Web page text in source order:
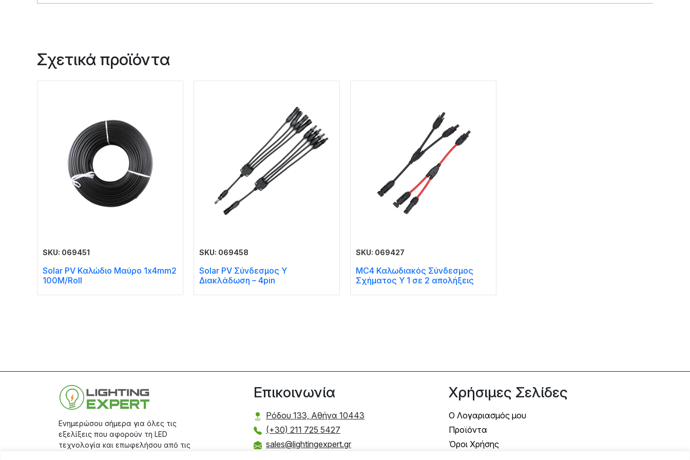
Σχετικά προϊόντα
SKU: 069451
Solar PV Καλώδιο Μαύρο 1x4mm2
100M/Roll
SKU: 069458
Solar PV Σύνδεσμος Y
Διακλάδωση – 4pin
SKU: 069427
MC4 Καλωδιακός Σύνδεσμος
Σχήματος Υ 1 σε 2 απολήξεις
Ενημερώσου σήμερα για όλες τις
εξελίξεις που αφορούν τη LED
τεχνολογία και επωφελήσου από τις
Επικοινωνία
Ρόδου 133, Αθήνα 10443
(+30) 211 725 5427
sales@lightingexpert.gr
Χρήσιμες Σελίδες
Ο Λογαριασμός μου
Προϊόντα
Όροι Χρήσης